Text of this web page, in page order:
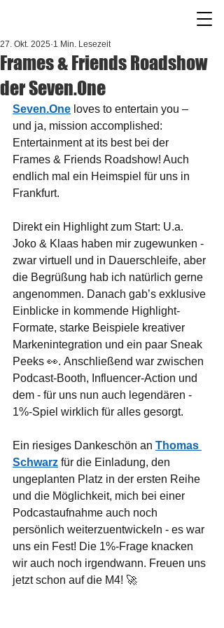
Frames & Friends Roadshow
der Seven.One
27. Okt. 2025 1 Min. Lesezeit
Seven.One loves to entertain you –
und ja, mission accomplished:
Entertainment at its best bei der
Frames & Friends Roadshow! Auch
endlich mal ein Heimspiel für uns in
Frankfurt.
Direkt ein Highlight zum Start: U.a.
Joko & Klaas haben mir zugewunken -
zwar virtuell und in Dauerschleife, aber
die Begrüßung hab ich natürlich gerne
angenommen. Danach gab’s exklusive
Einblicke in kommende Highlight-
Formate, starke Beispiele kreativer
Markenintegration und ein paar Sneak
Peeks 👀. Anschließend war zwischen
Podcast-Booth, Influencer-Action und
dem - für uns nun auch legendären -
1%-Spiel wirklich für alles gesorgt.
Ein riesiges Dankeschön an Thomas
Schwarz für die Einladung, den
ungeplanten Platz in der ersten Reihe
und die Möglichkeit, mich bei einer
Podcastaufnahme auch noch
persönlich weiterzuentwickeln - es war
uns ein Fest! Die 1%-Frage knacken
wir auch noch irgendwann. Freuen uns
jetzt schon auf die M4! 🚀